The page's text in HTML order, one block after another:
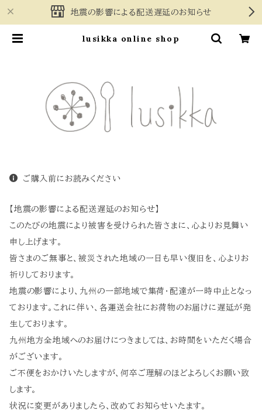
地震の影響による配送遅延のお知らせ
lusikka online shop
ご購入前にお読みください
【地震の影響による配送遅延のお知らせ】
このたびの地震により被害を受けられた皆さまに、心よりお見舞い
申し上げます。
皆さまのご無事と、被災された地域の一日も早い復旧を、心よりお
祈りしております。
地震の影響により、九州の一部地域で集荷・配達が一時中止となっ
ております。これに伴い、各運送会社にお荷物のお届けに遅延が発
生しております。
九州地方全地域へのお届けにつきましては、お時間をいただく場合
がございます。
ご不便をおかけいたしますが、何卒ご理解のほどよろしくお願い致
します。
状況に変更がありましたら、改めてお知らせいたます。